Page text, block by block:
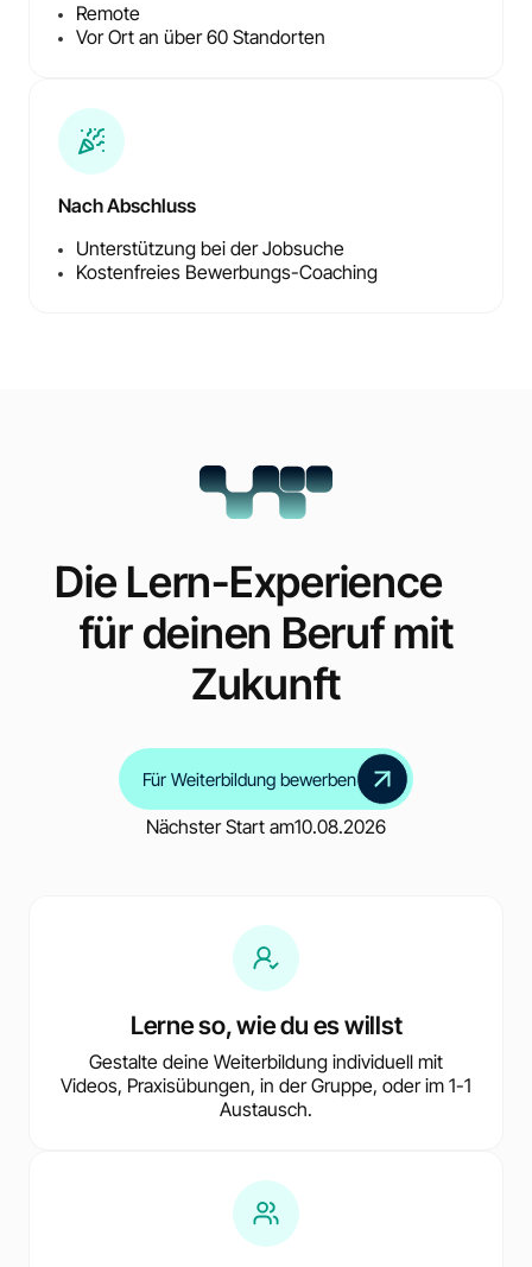
Remote
Vor Ort an über 60 Standorten
Nach Abschluss
Unterstützung bei der Jobsuche
Kostenfreies Bewerbungs-Coaching
Die Lern-Experience
für deinen Beruf mit
Zukunft
Für Weiterbildung bewerben
Nächster Start am10.08.2026
Lerne so, wie du es willst
Gestalte deine Weiterbildung individuell mit
Videos, Praxisübungen, in der Gruppe, oder im 1-1
Austausch.